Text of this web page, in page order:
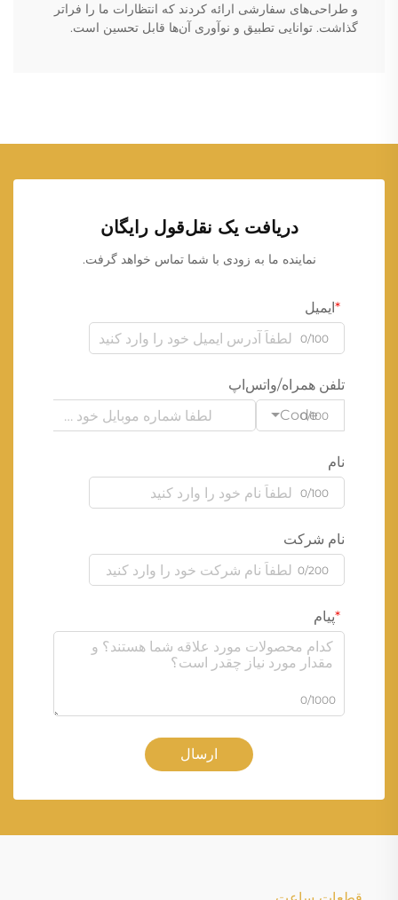
و طراحی‌های سفارشی ارائه کردند که انتظارات ما را فراتر
گذاشت. توانایی تطبیق و نوآوری آن‌ها قابل تحسین است.
دریافت یک نقل‌قول رایگان
نماینده ما به زودی با شما تماس خواهد گرفت.
ایمیل
0/100
تلفن همراه/واتس‌اپ
Code
0/100
نام
0/100
نام شرکت
0/200
پیام
0/1000
ارسال